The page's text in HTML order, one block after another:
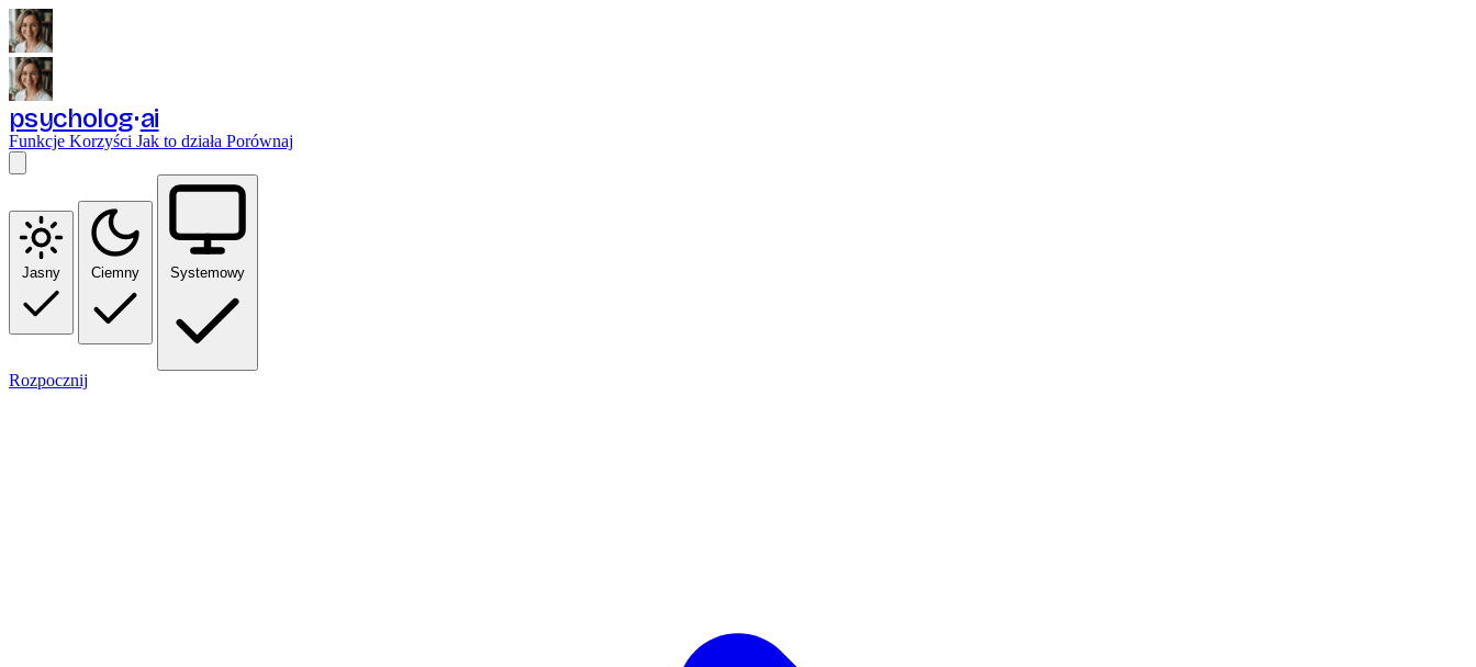
psycholog ai
Funkcje Korzyści Jak to działa Porównaj
Jasny Ciemny Systemowy
Rozpocznij